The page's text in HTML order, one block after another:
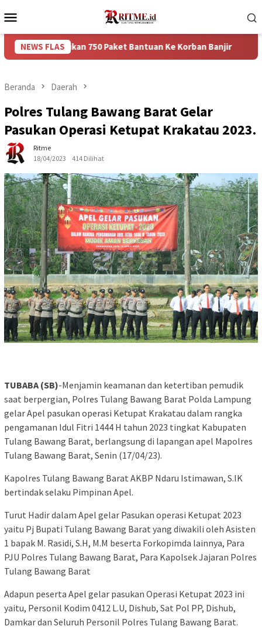
ke
Mobile
NEWS FLAS
750 Paket Bantuan Ke Korban Banjir Puncak
Beranda Daerah
Polres Tulang Bawang Barat Gelar
Pasukan Operasi Ketupat Krakatau 2023.
Ritme
18/04/2023
414 Dilihat
TUBABA (SB)-Menjamin keamanan dan ketertiban pemudik
saat berpergian, Polres Tulang Bawang Barat Polda Lampung
gelar Apel pasukan operasi Ketupat Krakatau dalam rangka
pengamanan Idul Fitri 1444 H tahun 2023 tingkat Kabupaten
Tulang Bawang Barat, berlangsung di lapangan apel Mapolres
Tulang Bawang Barat, Senin (17/04/23).
Kapolres Tulang Bawang Barat AKBP Ndaru Istimawan, S.IK
bertindak selaku Pimpinan Apel.
Turut Hadir dalam Apel gelar Pasukan operasi Ketupat 2023
yaitu Pj Bupati Tulang Bawang Barat yang diwakili oleh Asisten
1 bapak M. Rasidi, S.H, M.M beserta Forkopimda lainnya, Para
PJU Polres Tulang Bawang Barat, Para Kapolsek Jajaran Polres
Tulang Bawang Barat
Adapun peserta Apel gelar pasukan Operasi Ketupat 2023 ini
yaitu, Personil Kodim 0412 L.U, Dishub, Sat Pol PP, Dishub,
Damkar dan Seluruh Personil Polres Tulang Bawang Barat.